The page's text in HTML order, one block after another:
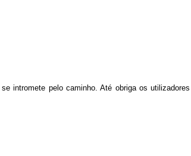
intromete pelo caminho. Até obriga os